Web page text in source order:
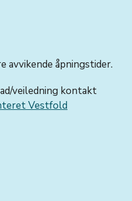
avvikende åpningstider.
veiledning kontakt
Vestfold